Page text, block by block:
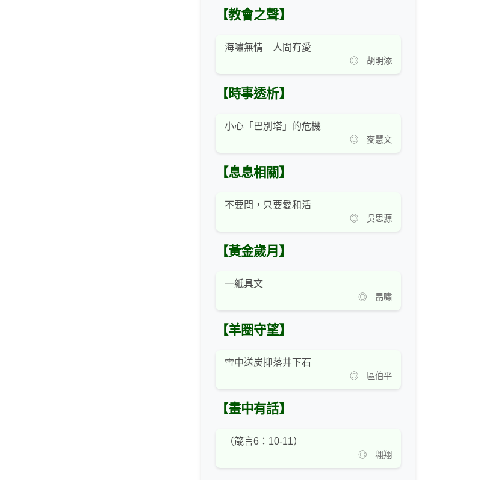
【教會之聲】
海嘯無情 人間有愛
◎ 胡明添
【時事透析】
小心「巴別塔」的危機
◎ 麥慧文
【息息相關】
不要問，只要愛和活
◎ 吳思源
【黃金歲月】
一紙具文
◎ 昂嘯
【羊圈守望】
雪中送炭抑落井下石
◎ 區伯平
【畫中有話】
（箴言6：10-11）
◎ 翱翔